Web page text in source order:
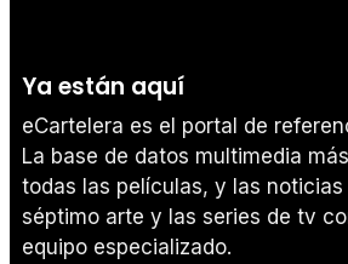
Ya están aquí
eCartelera es el portal de
La base de datos multimedia
todas las películas, y las
séptimo arte y las series de tv
equipo especializado.